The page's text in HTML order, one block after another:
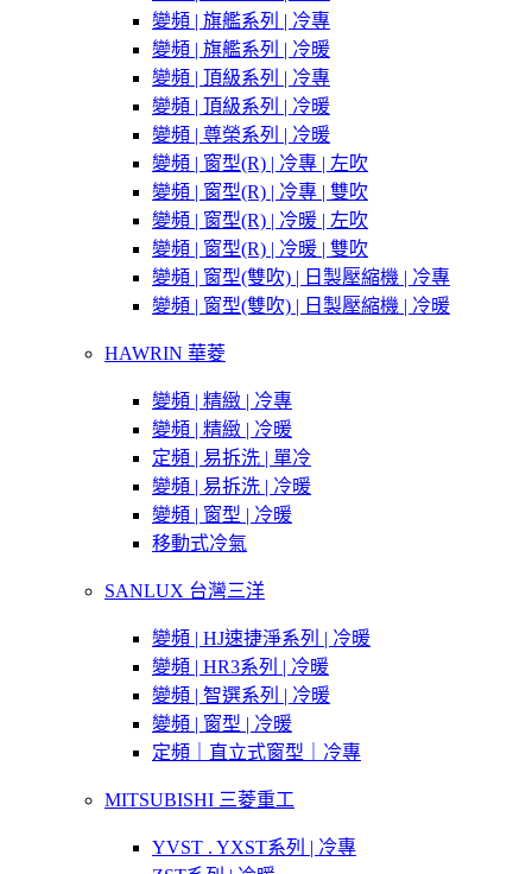
變頻 | 旗艦系列 | 冷專
變頻 | 旗艦系列 | 冷暖
變頻 | 頂級系列 | 冷專
變頻 | 頂級系列 | 冷暖
變頻 | 尊榮系列 | 冷暖
變頻 | 窗型(R) | 冷專 | 左吹
變頻 | 窗型(R) | 冷專 | 雙吹
變頻 | 窗型(R) | 冷暖 | 左吹
變頻 | 窗型(R) | 冷暖 | 雙吹
變頻 | 窗型(雙吹) | 日製壓縮機 | 冷專
變頻 | 窗型(雙吹) | 日製壓縮機 | 冷暖
HAWRIN 華菱
變頻 | 精緻 | 冷專
變頻 | 精緻 | 冷暖
定頻 | 易拆洗 | 單冷
變頻 | 易拆洗 | 冷暖
變頻 | 窗型 | 冷暖
移動式冷氣
SANLUX 台灣三洋
變頻 | HJ速捷淨系列 | 冷暖
變頻 | HR3系列 | 冷暖
變頻 | 智選系列 | 冷暖
變頻 | 窗型 | 冷暖
定頻｜直立式窗型｜冷專
MITSUBISHI 三菱重工
YVST . YXST系列 | 冷專